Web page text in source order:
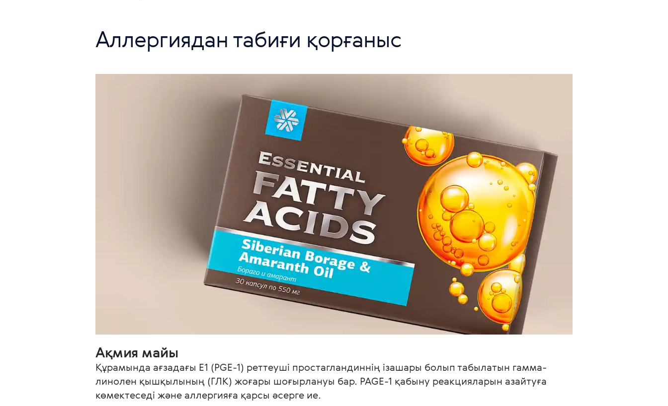
Аллергиядан табиғи қорғаныс
Ақмия майы
Құрамында ағзадағы Е1 (PGE-1) реттеуші простагландиннің ізашары болып табылатын гамма-
линолен қышқылының (ГЛК) жоғары шоғырлануы бар. PAGE-1 қабыну реакцияларын азайтуға